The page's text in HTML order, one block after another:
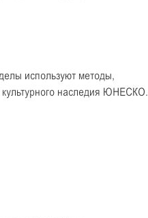
используют методы,
культурного наследия ЮНЕСКО.